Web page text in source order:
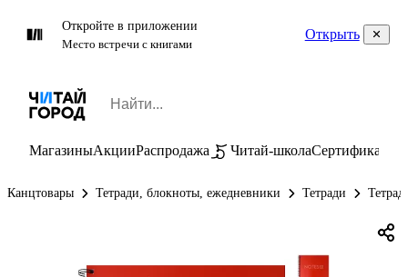
Откройте в приложении
Место встречи с книгами
Открыть
МагазиныАкцииРаспродажа Читай-школаСертификаты
Канцтовары Тетради, блокноты, ежедневники Тетради